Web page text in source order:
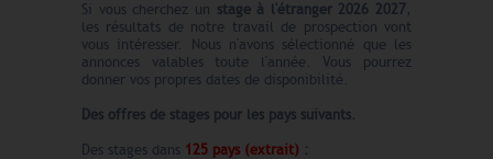
Si vous cherchez un stage à l'étranger2026 2027,
les résultats de notre travail de prospection vont
vous intéresser. Nous n'avons sélectionné que les
annonces valables toute l'année. Vous pourrez
donner vos propres dates de disponibilité.
Des offres de stages pour les pays suivants.
Des stages dans 125 pays (extrait) :